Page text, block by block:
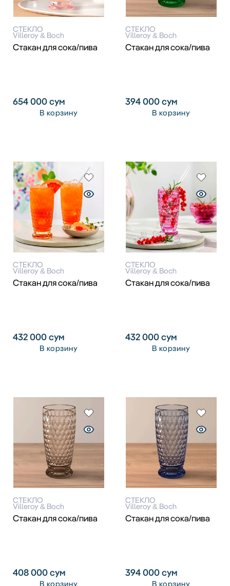
СТЕКЛО
Villeroy & Boch
Стакан для сока/пива
654 000сум
В корзину
СТЕКЛО
Villeroy & Boch
Стакан для сока/пива
394 000сум
В корзину
СТЕКЛО
Villeroy & Boch
Стакан для сока/пива
432 000сум
В корзину
СТЕКЛО
Villeroy & Boch
Стакан для сока/пива
432 000сум
В корзину
СТЕКЛО
Villeroy & Boch
Стакан для сока/пива
408 000сум
В корзину
СТЕКЛО
Villeroy & Boch
Стакан для сока/пива
394 000сум
В корзину